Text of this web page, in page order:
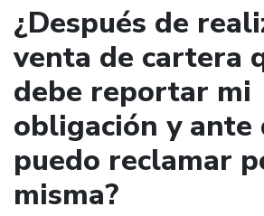
¿Después de
venta de cartera
debe reportar mi
obligación y ante
puedo reclamar
misma?